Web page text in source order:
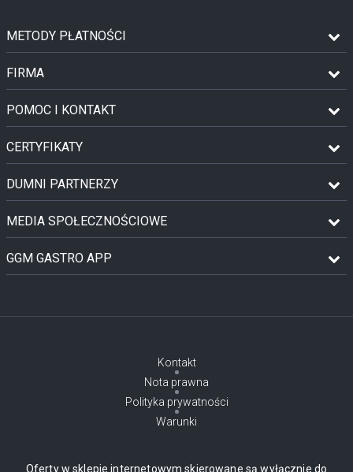
METODY PŁATNOŚCI
FIRMA
POMOC I KONTAKT
CERTYFIKATY
DUMNI PARTNERZY
MEDIA SPOŁECZNOŚCIOWE
GGM GASTRO APP
Kontakt
Nota prawna
Polityka prywatności
Warunki
Oferty w sklepie internetowym skierowane są wyłącznie do